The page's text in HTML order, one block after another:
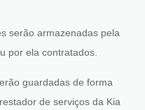
serão armazenadas pela
por ela contratados.
guardadas de forma
de serviços da Kia